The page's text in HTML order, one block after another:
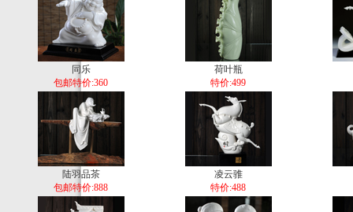
同乐
包邮特价:360
荷叶瓶
特价:499
陆羽品茶
包邮特价:888
凌云骓
特价:488